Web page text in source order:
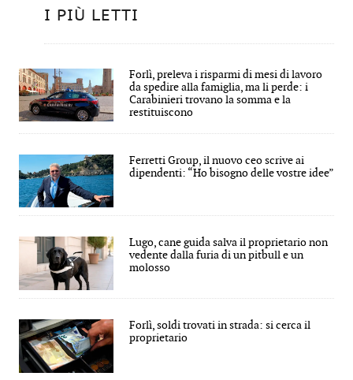
I PIÙ LETTI
Forlì, preleva i risparmi di mesi di lavoro
da spedire alla famiglia, ma li perde: i
Carabinieri trovano la somma e la
restituiscono
Ferretti Group, il nuovo ceo scrive ai
dipendenti: “Ho bisogno delle vostre idee”
Lugo, cane guida salva il proprietario non
vedente dalla furia di un pitbull e un
molosso
Forlì, soldi trovati in strada: si cerca il
proprietario